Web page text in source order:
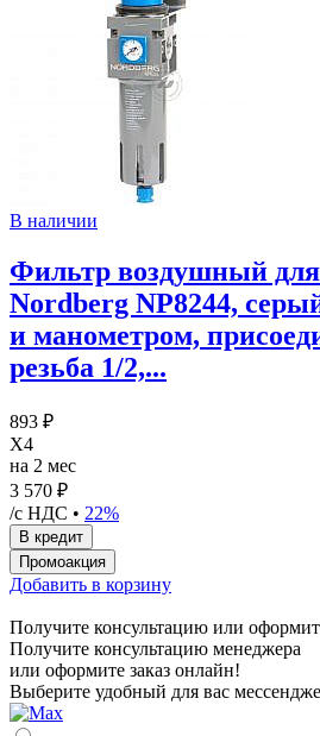
В наличии
Фильтр воздушный
Nordberg NP8244,
и манометром,
резьба 1/2,...
893 ₽
X4
на 2 мес
3 570 ₽
/с НДС • 22%
Добавить в корзину
Получите консультацию или
Получите консультацию менеджера
или оформите заказ онлайн!
Выберите удобный для вас